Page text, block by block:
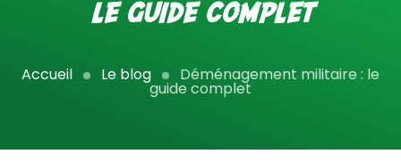
VOTRE DÉMÉNAGEMENT
VOTRE DÉMÉNAGEMENT
le guide complet
Accueil Le blog Déménagement militaire : le
guide complet